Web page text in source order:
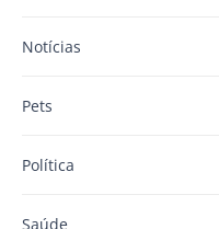
Notícias
Pets
Política
Saúde